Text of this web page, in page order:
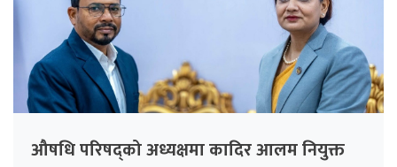
औषधि परिषद्को अध्यक्षमा कादिर आलम नियुक्त